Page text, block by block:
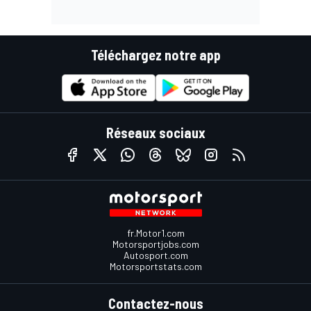
Téléchargez notre app
Réseaux sociaux
fr.Motor1.com
Motorsportjobs.com
Autosport.com
Motorsportstats.com
Contactez-nous